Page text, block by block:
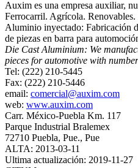
Auxim es una empresa auxiliar,
Ferrocarril. Agrícola. Renovables.
Aluminio inyectado: Fabricación
de piezas en barra para
Die Cast Aluminium: We
pieces for automotive with
Tel: (222) 210-5445
Fax: (222) 210-5446
email: comercial@auxim.com
web: www.auxim.com
Carr. México-Puebla Km. 117
Parque Industrial Bralemex
72710 Puebla, Pue., Pue
ALTA: 2013-03-11
Ultima actualización: 2019-11-27